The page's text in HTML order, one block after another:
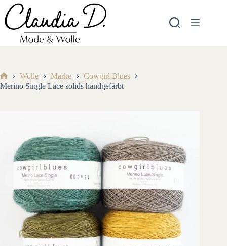
Zum
Inhalt
springen
Start
Wolle Marke
Cowgirl Blues
Merino Single Lace solids handgefärbt